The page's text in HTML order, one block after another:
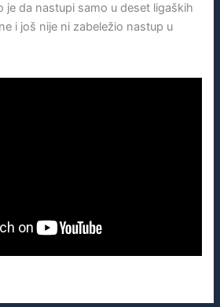
je da nastupi samo u deset ligaških
i još nije ni zabeležio nastup u